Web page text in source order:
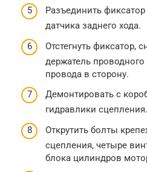
Разъединить
датчика заднего хода.
Отстегнуть фиксатор,
держатель проводного
провода в сторону.
Демонтировать с
гидравлики сцепления.
Открутить болты
сцепления, четыре
блока цилиндров